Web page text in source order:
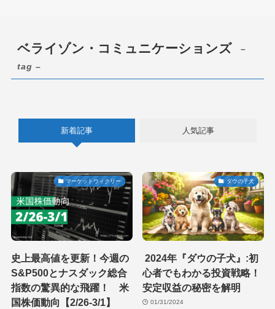
ベライゾン・コミュニケーションズ
–
tag –
新着記事 人気記事
マーケットウィクリー
史上最高値を更新！今週の
S&P500とナスダック総合
指数の驚異的な飛躍！ 米
国株価動向【2/26-3/1】
ダウの子犬
2024年『ダウの子犬』:初
心者でもわかる投資戦略！
安定収益の秘密を解明
01/31/2024